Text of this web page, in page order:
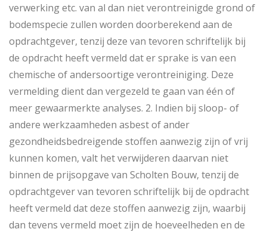
verwerking etc. van al dan niet verontreinigde grond of
bodemspecie zullen worden doorberekend aan de
opdrachtgever, tenzij deze van tevoren schriftelijk bij
de opdracht heeft vermeld dat er sprake is van een
chemische of andersoortige verontreiniging. Deze
vermelding dient dan vergezeld te gaan van één of
meer gewaarmerkte analyses. 2. Indien bij sloop- of
andere werkzaamheden asbest of ander
gezondheidsbedreigende stoffen aanwezig zijn of vrij
kunnen komen, valt het verwijderen daarvan niet
binnen de prijsopgave van Scholten Bouw, tenzij de
opdrachtgever van tevoren schriftelijk bij de opdracht
heeft vermeld dat deze stoffen aanwezig zijn, waarbij
dan tevens vermeld moet zijn de hoeveelheden en de